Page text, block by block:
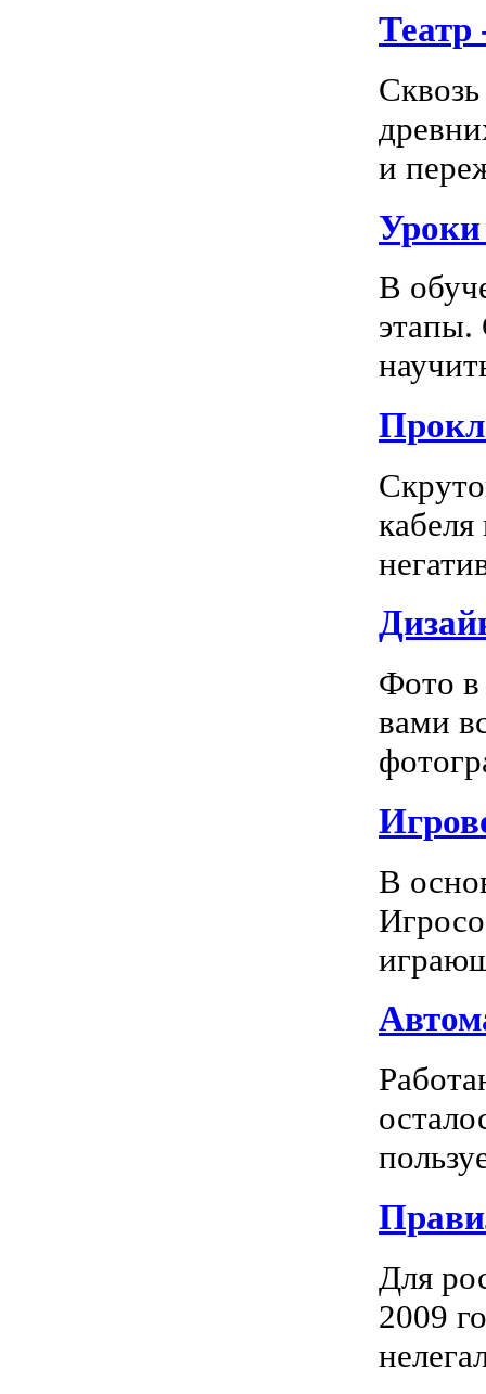
и
В
этапы.
Фото в
вами
В
Для
2009